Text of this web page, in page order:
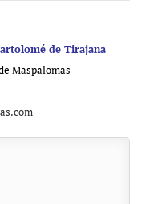
de Tirajana
Maspalomas